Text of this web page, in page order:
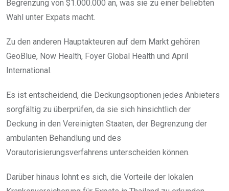
Begrenzung von $1.000.000 an, was sie zu einer beliebten
Wahl unter Expats macht.
Zu den anderen Hauptakteuren auf dem Markt gehören
GeoBlue, Now Health, Foyer Global Health und April
International.
Es ist entscheidend, die Deckungsoptionen jedes Anbieters
sorgfältig zu überprüfen, da sie sich hinsichtlich der
Deckung in den Vereinigten Staaten, der Begrenzung der
ambulanten Behandlung und des
Vorautorisierungsverfahrens unterscheiden können.
Darüber hinaus lohnt es sich, die Vorteile der lokalen